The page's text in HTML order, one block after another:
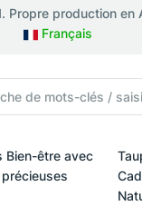
Propre production en
Français
Bien-être avec